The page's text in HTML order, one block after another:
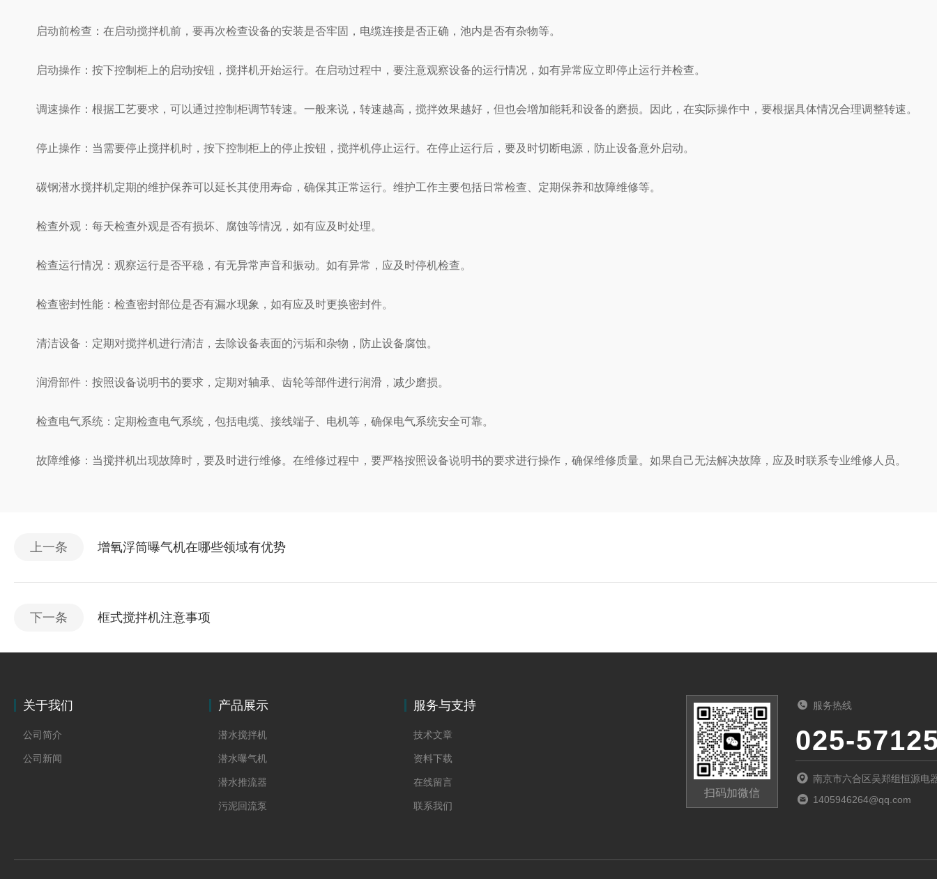
启动前检查：在启动搅拌机前，要再次检查设备的安装是否牢固，电缆连接是否正确，池内是否有杂物等。
启动操作：按下控制柜上的启动按钮，搅拌机开始运行。在启动过程中，要注意观察设备的运行情况，如有异常应立即停止运行并检查。
调速操作：根据工艺要求，可以通过控制柜调节转速。一般来说，转速越高，搅拌效果越好，但也会增加能耗和设备的磨损。因此，在实际操作中，要根据具体情况合理调整转速。
停止操作：当需要停止搅拌机时，按下控制柜上的停止按钮，搅拌机停止运行。在停止运行后，要及时切断电源，防止设备意外启动。
碳钢潜水搅拌机定期的维护保养可以延长其使用寿命，确保其正常运行。维护工作主要包括日常检查、定期保养和故障维修等。
检查外观：每天检查外观是否有损坏、腐蚀等情况，如有应及时处理。
检查运行情况：观察运行是否平稳，有无异常声音和振动。如有异常，应及时停机检查。
检查密封性能：检查密封部位是否有漏水现象，如有应及时更换密封件。
清洁设备：定期对搅拌机进行清洁，去除设备表面的污垢和杂物，防止设备腐蚀。
润滑部件：按照设备说明书的要求，定期对轴承、齿轮等部件进行润滑，减少磨损。
检查电气系统：定期检查电气系统，包括电缆、接线端子、电机等，确保电气系统安全可靠。
故障维修：当搅拌机出现故障时，要及时进行维修。在维修过程中，要严格按照设备说明书的要求进行操作，确保维修质量。如果自己无法解决故障，应及时联系专业维修人员。
上一条 增氧浮筒曝气机在哪些领域有优势
下一条 框式搅拌机注意事项
关于我们
公司简介
公司新闻
产品展示
潜水搅拌机
潜水曝气机
潜水推流器
污泥回流泵
服务与支持
技术文章
资料下载
在线留言
联系我们
扫码加微信
服务热线
025-
南京市六合区吴郑组恒源电
1405946264@qq.com